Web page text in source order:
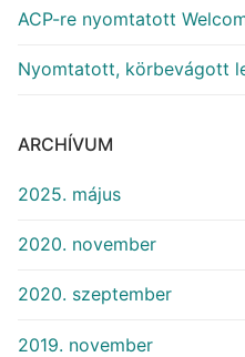
ACP-re nyomtatott
Nyomtatott, körbevágott
ARCHÍVUM
2025. május
2020. november
2020. szeptember
2019. november